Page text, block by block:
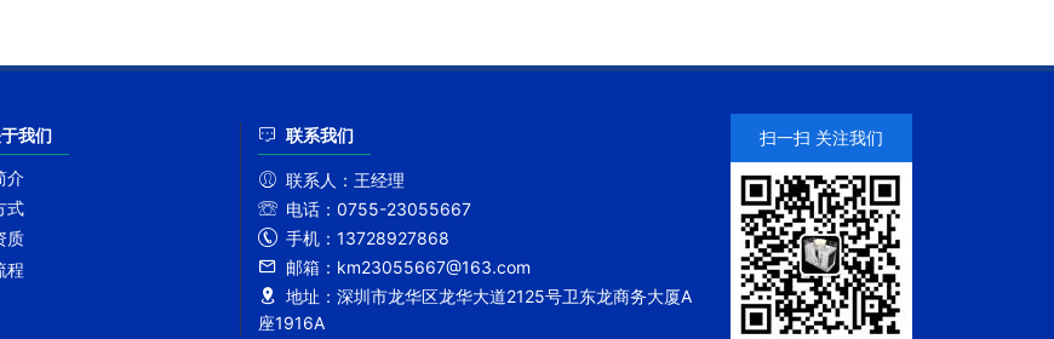
我们
介
式
质
程
联系我们
联系人： 王经理
电话： 0755-23055667
手机： 13728927868
邮箱： km23055667@163.com
地址： 深圳市龙华区龙华大道2125号卫东龙商务大厦A
座1916A
扫一扫 关注我们